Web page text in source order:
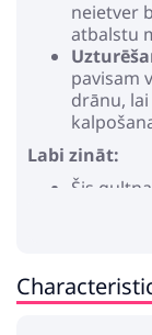
neietver
atbalstu
pavisam
drānu,
Labi zināt:
Šis
A)
Saderīgs